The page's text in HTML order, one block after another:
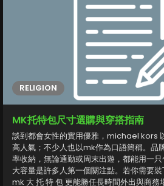
破性別界線，成為時尚愛好者的共同語言
能，不僅適合日常出行，更是時尚造型的
鞋：簡約中的未來感...
RELIGION
MK托特包尺寸選購與穿搭指南
談到都會女性的實用優雅，michael kors
高人氣；不少人也以mk作為口語簡稱。品
率收納，無論通勤或周末出遊，都能用一只
大容量是許多人第一個關注點。若你需要
mk 大 托 特 包 更能勝任長時間外出與商務